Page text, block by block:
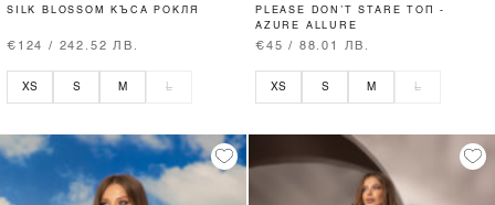
SILK BLOSSOM КЪСА РОКЛЯ
€124 / 242.52 ЛВ.
XS S M L
PLEASE DON’T STARE ТОП -
AZURE ALLURE
€45 / 88.01 ЛВ.
XS S M L